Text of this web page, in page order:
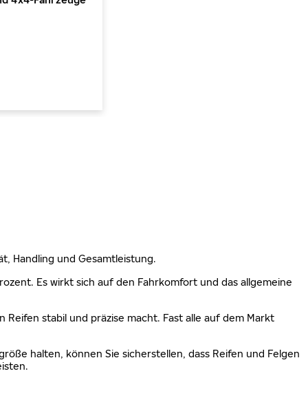
Handling und Gesamtleistung.
Es wirkt sich auf den Fahrkomfort und das allgemeine
stabil und präzise macht. Fast alle auf dem Markt
halten, können Sie sicherstellen, dass Reifen und Felgen